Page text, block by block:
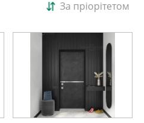
За пріорітетом